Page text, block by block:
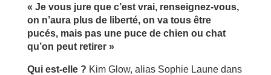
« Je vous jure que c’est vrai, renseignez-vous,
on n’aura plus de liberté, on va tous être
pucés, mais pas une puce de chien ou chat
qu’on peut retirer »
Qui est-elle ? Kim Glow, alias Sophie Laune dans